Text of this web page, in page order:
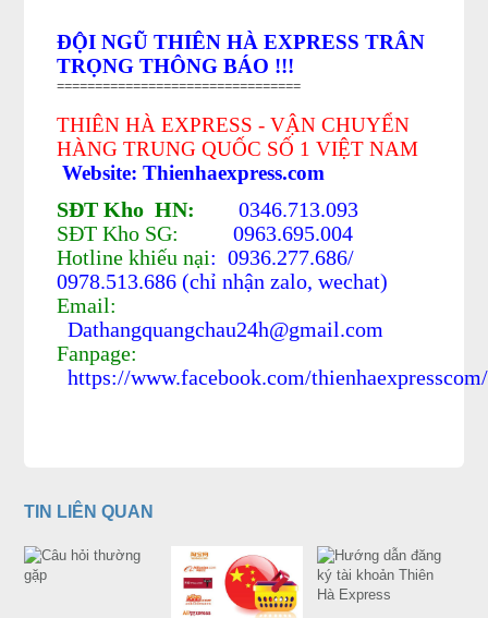
ĐỘI NGŨ THIÊN HÀ EXPRESS TRÂN
TRỌNG THÔNG BÁO !!!
================================
THIÊN HÀ EXPRESS - VẬN CHUYỂN
HÀNG TRUNG QUỐC SỐ 1 VIỆT NAM
Website: Thienhaexpress.com
SĐT Kho HN:
0346.713.093
SĐT Kho SG:
0963.695.004
Hotline khiếu nại: 0936.277.686/
0978.513.686 (chỉ nhận zalo, wechat)
Email:
Dathangquangchau24h@gmail.com
Fanpage:
https://www.facebook.com/thienhaexpresscom/
TIN LIÊN QUAN